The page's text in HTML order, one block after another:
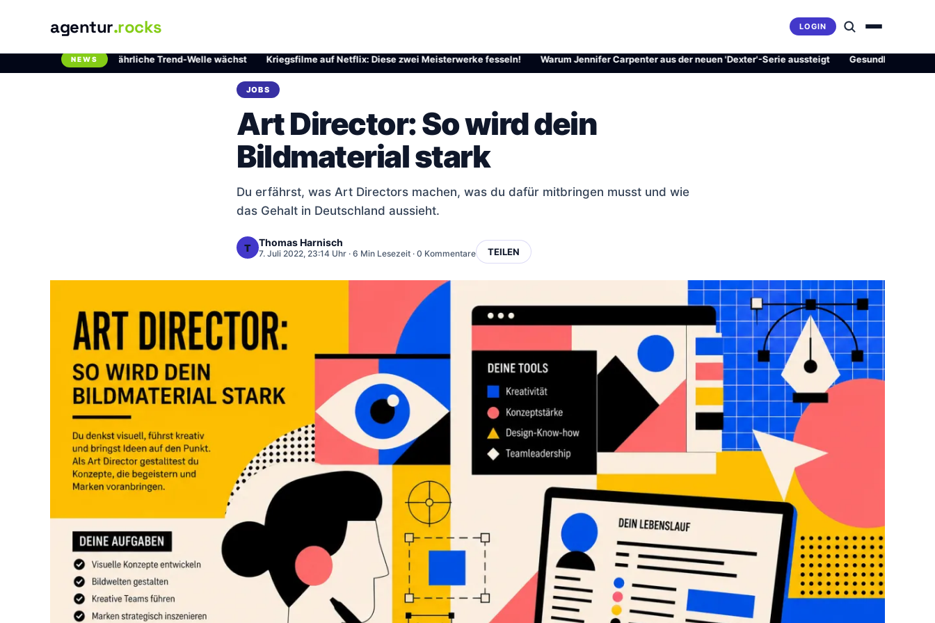
agentur.rocks LOGIN
NEWS
Breaking News Ticker
Die gefährliche Trend-Welle wächst· Kriegsfilme auf Netflix: Diese zwei Meisterwerke fesseln!· Warum Jennifer Carpenter aus der neuen 'Dexter'-Serie aussteigt· Gesundheitsrevolution
JOBS
Art Director: So wird dein
Bildmaterial stark
Du erfährst, was Art Directors machen, was du dafür mitbringen musst und wie
das Gehalt in Deutschland aussieht.
T Thomas Harnisch
7. Juli 2022, 23:14 Uhr · 6 Min Lesezeit · 0 Kommentare TEILEN